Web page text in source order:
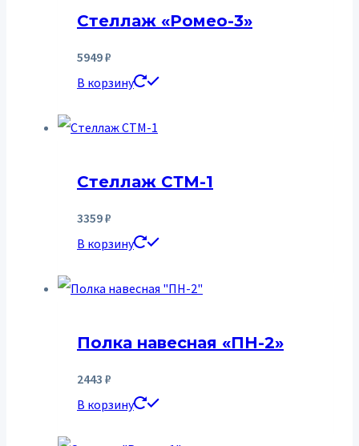
Стеллаж «Ромео-3»
5949₽
В корзину
Стеллаж СТМ-1
3359₽
В корзину
Полка навесная «ПН-2»
2443 ₽
В корзину